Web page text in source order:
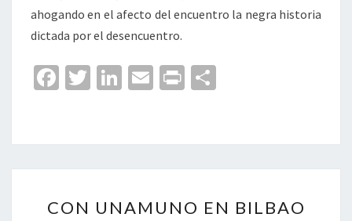
ahogando en el afecto del encuentro la negra historia
dictada por el desencuentro.
Fa
o
o
k
T
er
Li
dI
n
E
l
Pr
p
ar
tir
UNAMUNO
CON UNAMUNO EN BILBAO